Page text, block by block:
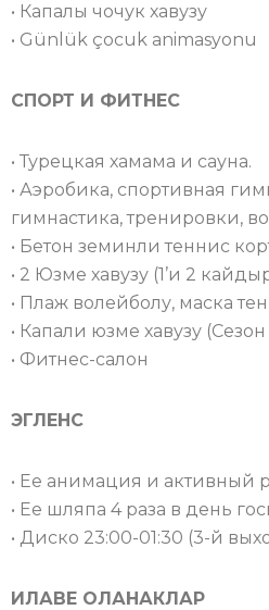
• Капалы чочук хавузу
• Günlük çocuk animasyonu
СПОРТ И ФИТНЕС
• Турецкая хамама и сауна.
• Аэробика, спортивная
гимнастика, тренировки,
• Бетон земинли теннис
• 2 Юзме хавузу (1’и 2
• Плаж волейболу, маска
• Капали юзме хавузу
• Фитнес-салон
ЭГЛЕНС
• Ее анимация и активный
• Ее шляпа 4 раза в день
• Диско 23:00-01:30 (3-й
ИЛАВЕ ОЛАНАКЛАР